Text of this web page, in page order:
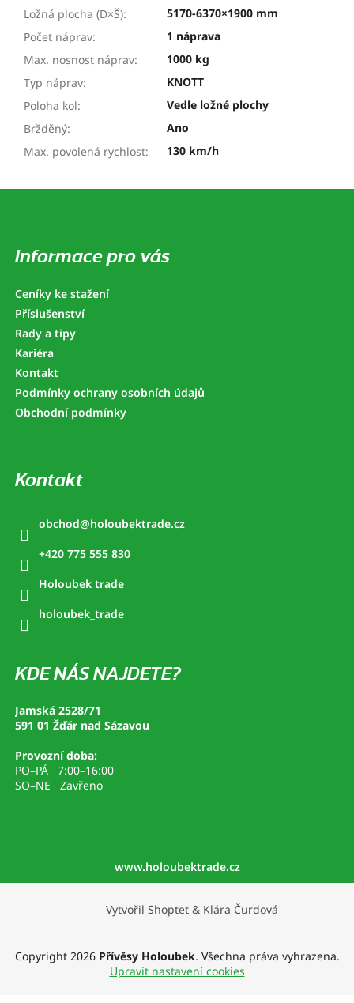
Ložná plocha (D×Š):
5170-6370×1900 mm
Počet náprav:
1 náprava
Max. nosnost náprav:
1000 kg
Typ náprav:
KNOTT
Poloha kol:
Vedle ložné plochy
Bržděný:
Ano
Max. povolená rychlost: 130 km/h
Informace pro vás
Ceníky ke stažení
Příslušenství
Rady a tipy
Kariéra
Kontakt
Podmínky ochrany osobních údajů
Obchodní podmínky
Kontakt
obchod@holoubektrade.cz
+420 775 555 830
Holoubek trade
holoubek_trade
KDE NÁS NAJDETE?
Jamská 2528/71
591 01 Žďár nad Sázavou
Provozní doba:
PO–PÁ 7:00–16:00
SO–NE Zavřeno
www.holoubektrade.cz
Vytvořil Shoptet & Klára Čurdová
Copyright 2026 Přívěsy Holoubek. Všechna práva vyhrazena.
Upravit nastavení cookies